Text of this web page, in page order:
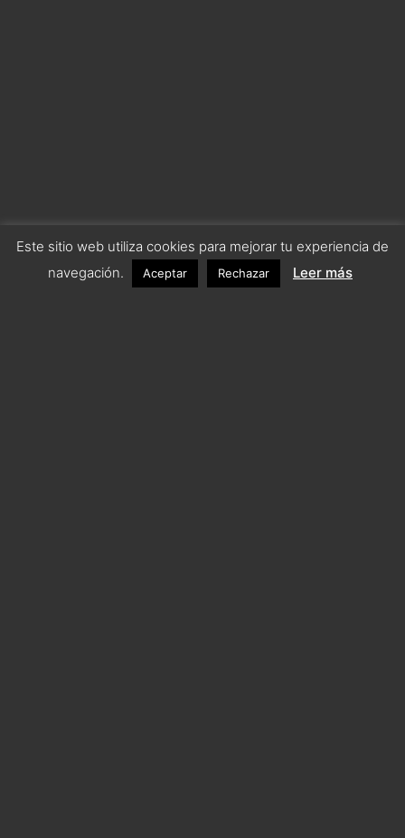
Este sitio web utiliza cookies para mejorar tu experiencia de
navegación.
Aceptar Rechazar Leer más